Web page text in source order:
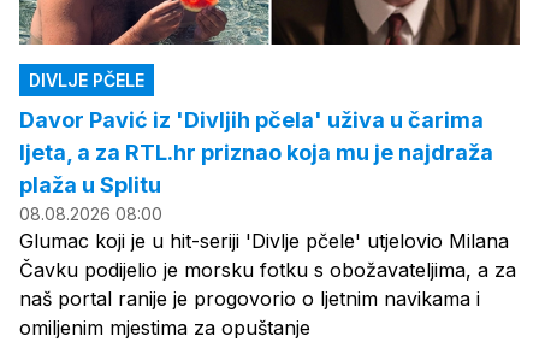
DIVLJE PČELE
Davor Pavić iz 'Divljih pčela' uživa u čarima
ljeta, a za RTL.hr priznao koja mu je najdraža
plaža u Splitu
08.08.2026 08:00
Glumac koji je u hit-seriji 'Divlje pčele' utjelovio Milana
Čavku podijelio je morsku fotku s obožavateljima, a za
naš portal ranije je progovorio o ljetnim navikama i
omiljenim mjestima za opuštanje